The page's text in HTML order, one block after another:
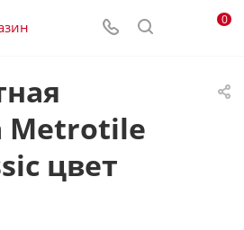
0
Metrotile
цвет